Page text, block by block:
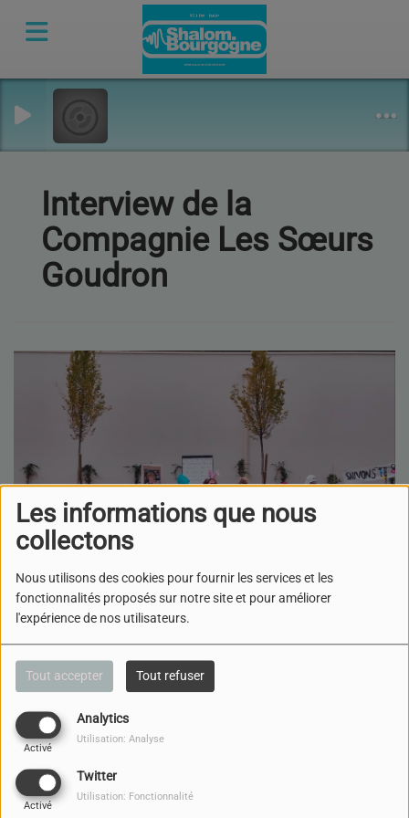
Les informations que nous
collectons
Nous utilisons des cookies pour fournir les services et les
fonctionnalités proposés sur notre site et pour améliorer
l'expérience de nos utilisateurs.
Tout accepter Tout refuser
Analytics
Activé
Utilisation: Analyse
Twitter
Activé
Utilisation: Fonctionnalité
Interview de la
Compagnie Les Sœurs
Goudron
19 SEPTEMBRE 2025
ÉCOUTER LE PODCAST
Interview présenté par
Radio Shalom avec la participation de Elodie et Géraldine,
deux membre de la Compagnie
présentent leurs loto spectacle caritatif